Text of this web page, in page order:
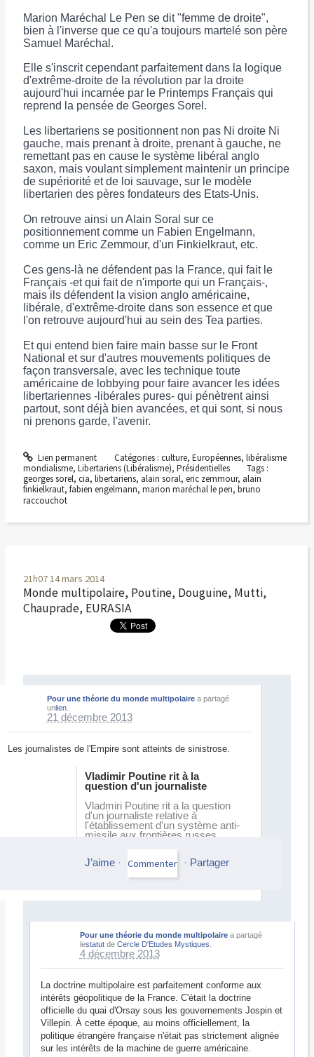
Marion Maréchal Le Pen se dit "femme de droite",
bien à l'inverse que ce qu'a toujours martelé son père
Samuel Maréchal.
Elle s'inscrit cependant parfaitement dans la logique
d'extrême-droite de la révolution par la droite
aujourd'hui incarnée par le Printemps Français qui
reprend la pensée de Georges Sorel.
Les libertariens se positionnent non pas Ni droite Ni
gauche, mais prenant à droite, prenant à gauche, ne
remettant pas en cause le système libéral anglo
saxon, mais voulant simplement maintenir un principe
de supériorité et de loi sauvage, sur le modèle
libertarien des pères fondateurs des Etats-Unis.
On retrouve ainsi un Alain Soral sur ce
positionnement comme un Fabien Engelmann,
comme un Eric Zemmour, d'un Finkielkraut, etc.
Ces gens-là ne défendent pas la France, qui fait le
Français -et qui fait de n'importe qui un Français-,
mais ils défendent la vision anglo américaine,
libérale, d'extrême-droite dans son essence et que
l'on retrouve aujourd'hui au sein des Tea parties.
Et qui entend bien faire main basse sur le Front
National et sur d'autres mouvements politiques de
façon transversale, avec les technique toute
américaine de lobbying pour faire avancer les idées
libertariennes -libérales pures- qui pénètrent ainsi
partout, sont déjà bien avancées, et qui sont, si nous
ni prenons garde, l'avenir.
Lien permanent Catégories : culture, Européennes, libéralisme
mondialisme, Libertariens (Libéralisme), Présidentielles
Tags :
georges sorel, cia, libertariens, alain soral, eric zemmour, alain
finkielkraut, fabien engelmann, marion maréchal le pen, bruno
raccouchot
21h0714mars 2014
Monde multipolaire, Poutine, Douguine, Mutti,
Chauprade, EURASIA
Pour une théorie du monde multipolairea partagé
unlien.
21 décembre 2013
Les journalistes de l'Empire sont atteints de sinistrose.
Vladimir Poutine rit à la
question d'un journaliste
Vladmiri Poutine rit a la question
d'un journaliste relative à
l'établissement d'un système anti-
missile aux frontières russes
J’aime· · Partager
Pour une théorie du monde multipolairea partagé
lestatutde Cercle D'Etudes Mystiques
4 décembre 2013
La doctrine multipolaire est parfaitement conforme aux
intérêts géopolitique de la France. C'était la doctrine
officielle du quai d'Orsay sous les gouvernements Jospin et
Villepin. À cette époque, au moins officiellement, la
politique étrangère française n'était pas strictement alignée
sur les intérêts de la machine de guerre américaine.